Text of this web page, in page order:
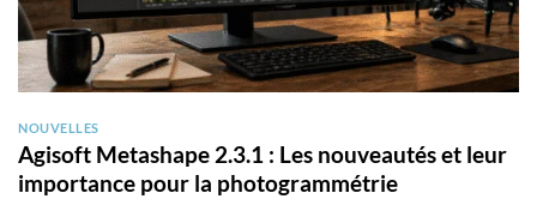
NOUVELLES
Agisoft Metashape 2.3.1 : Les nouveautés et leur
importance pour la photogrammétrie